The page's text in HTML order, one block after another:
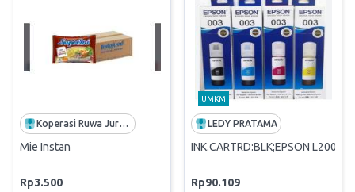
Koperasi Ruwa Jurai KU Way Lima
Mie Instan
Rp3.500
UMKM
LEDY PRATAMA
INK.CARTRD:BLK;EPSON L200/
Rp90.109